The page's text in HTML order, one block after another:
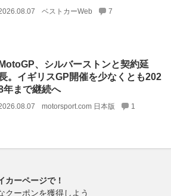
ベストカーWeb 7
MotoGP、シルバーストンと契約延
。イギリスGP開催を少なくとも202
年まで継続へ
motorsport.com 日本版 1
カーページで！
クーポンを獲得しよう